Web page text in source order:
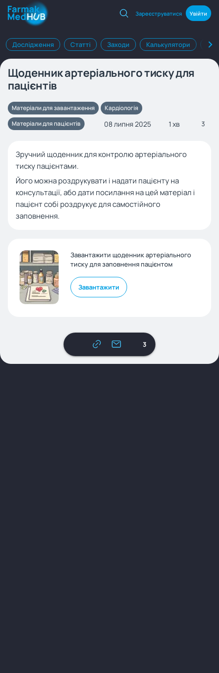
Зареєструватися Увійти
Дослідження Статті Заходи Калькулятори
Щоденник артеріального тиску для
пацієнтів
Матеріали для завантаження
Кардіологія
Матеріали для пацієнтів
08 липня 2025 1 хв 3
Зручний щоденник для контролю артеріального
тиску пацієнтами.
Його можна роздрукувати і надати пацієнту на
консультації, або дати посилання на цей матеріал і
пацієнт собі роздрукує для самостійного
заповнення.
Завантажити щоденник артеріального
тиску для заповнення пацієнтом
Завантажити
3